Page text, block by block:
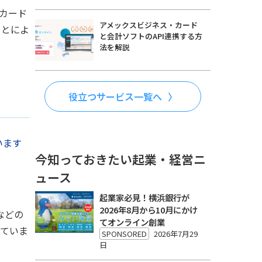
ード
によ
す
どの
いま
アメックスビジネス・カード
と会計ソフトのAPI連携する方
法を解説
役立つサービス一覧へ
今知っておきたい起業・経営ニ
ュース
起業家必見！横浜銀行が
2026年8月から10月にかけ
てオンライン創業
SPONSORED
2026年7月29
日